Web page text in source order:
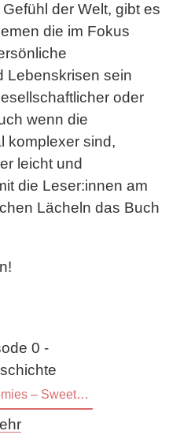
der Welt, gibt es
die im Fokus
Lebenskrisen sein
oder
wenn die
komplexer sind,
leicht und
die Leser:innen am
Lächeln das Buch
California Roomies – Sweet like Chocolate